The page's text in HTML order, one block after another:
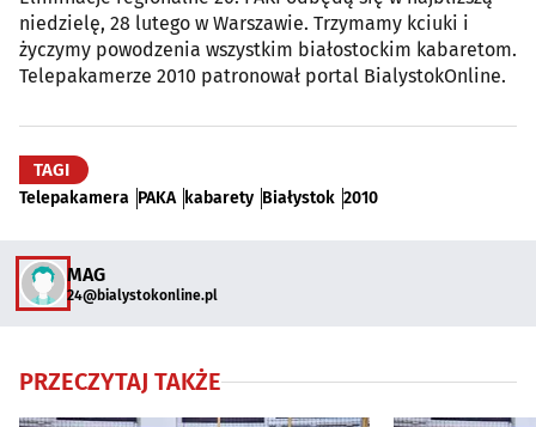
niedzielę, 28 lutego w Warszawie. Trzymamy kciuki i
życzymy powodzenia wszystkim białostockim kabaretom.
Telepakamerze 2010 patronował portal BialystokOnline.
TAGI
Telepakamera PAKA kabarety Białystok 2010
MAG
24@bialystokonline.pl
PRZECZYTAJ TAKŻE